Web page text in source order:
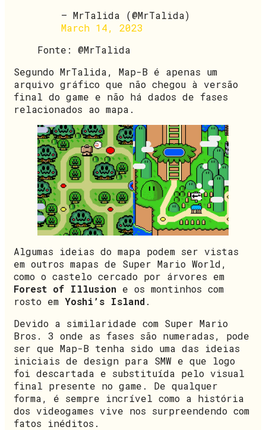
— MrTalida (@MrTalida)
March 14, 2023
Fonte: @MrTalida
Segundo MrTalida, Map-B é apenas um
arquivo gráfico que não chegou à versão
final do game e não há dados de fases
relacionados ao mapa.
Algumas ideias do mapa podem ser vistas
em outros mapas de Super Mario World,
como o castelo cercado por árvores em
Forest of Illusion e os montinhos com
rosto em Yoshi’s Island.
Devido a similaridade com Super Mario
Bros. 3 onde as fases são numeradas, pode
ser que Map-B tenha sido uma das ideias
iniciais de design para SMW e que logo
foi descartada e substituída pelo visual
final presente no game. De qualquer
forma, é sempre incrível como a história
dos videogames vive nos surpreendendo com
fatos inéditos.